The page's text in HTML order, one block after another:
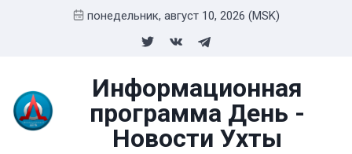
понедельник, август 10, 2026 (MSK)
Информационная
программа День -
Новости Ухты